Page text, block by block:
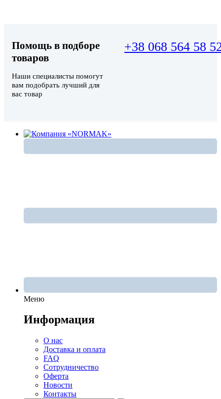
Помощь в подборе
товаров
Наши специалисты помогут
вам подобрать лучший для
вас товар
+38 068 564 58
Меню
Информация
О нас
Доставка и оплата
FAQ
Сотрудничество
Оферта
Новости
Контакты